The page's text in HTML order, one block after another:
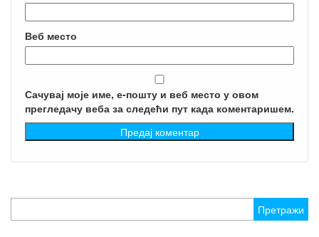
Веб место
Сачувај моје име, е-пошту и веб место у овом
прегледачу веба за следећи пут када коментаришем.
за: